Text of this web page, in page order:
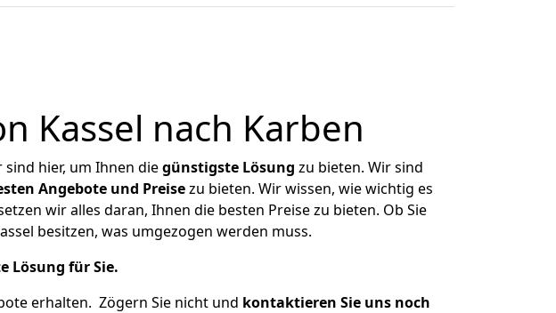
Kassel nach Karben
hier, um Ihnen diegünstigste Lösung zu bieten. Wir sind
Angebote und Preisezu bieten. Wir wissen, wie wichtig es
wir alles daran, Ihnen die besten Preise zu bieten. Ob Sie
besitzen, was umgezogen werden muss.
Lösung für Sie.
erhalten. Zögern Sie nicht und kontaktieren Sie uns noch